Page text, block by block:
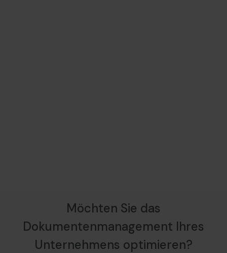
Möchten Sie das
Dokumentenmanagement Ihres
Unternehmens optimieren?